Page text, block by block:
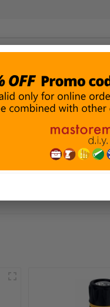
ΔΟΜΙΚΑ ΥΛΙΚΑ
& ΣΤΕΓΑΝΩΣΗ